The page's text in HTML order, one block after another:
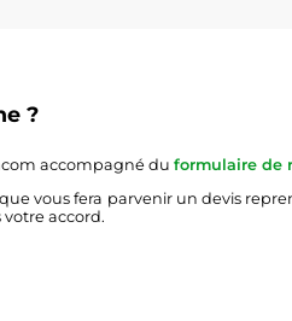
?
accompagné duformulaire de
vous fera parvenir un devis
accord.